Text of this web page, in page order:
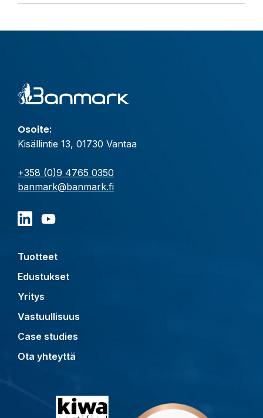
Osoite:
Kisällintie 13, 01730 Vantaa
+358 (0)9 4765 0350
banmark@banmark.fi
Tuotteet
Edustukset
Yritys
Vastuullisuus
Case studies
Ota yhteyttä